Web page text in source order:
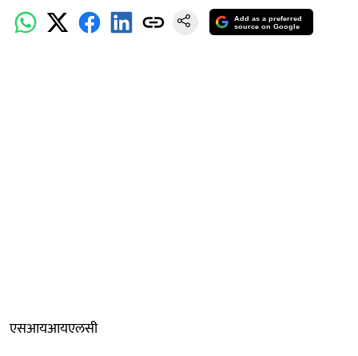
Add as a preferred
source on Google
एसआयआयएलसी